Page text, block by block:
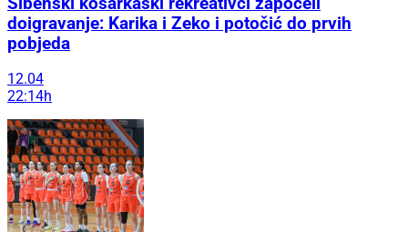
doigravanje: Karika i Zeko i potočić do prvih
pobjeda
12.04
22:14h